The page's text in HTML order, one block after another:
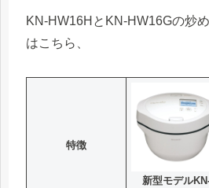
KN-HW16HとKN-HW16Gの炒
はこちら、
特徴
新型モデル